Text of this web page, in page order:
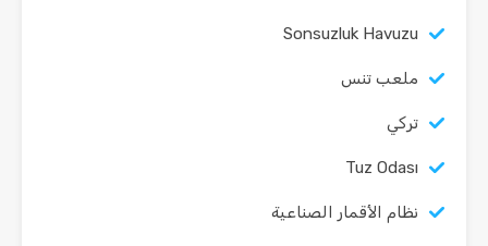
Sonsuzluk Havuzu
ملعب تنس
تركي
Tuz Odası
نظام الأقمار الصناعية